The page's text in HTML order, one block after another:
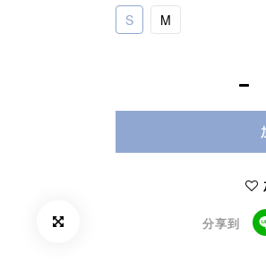
S M
分享到